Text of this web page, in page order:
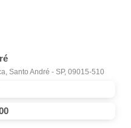
Santo André - SP, 09015-510